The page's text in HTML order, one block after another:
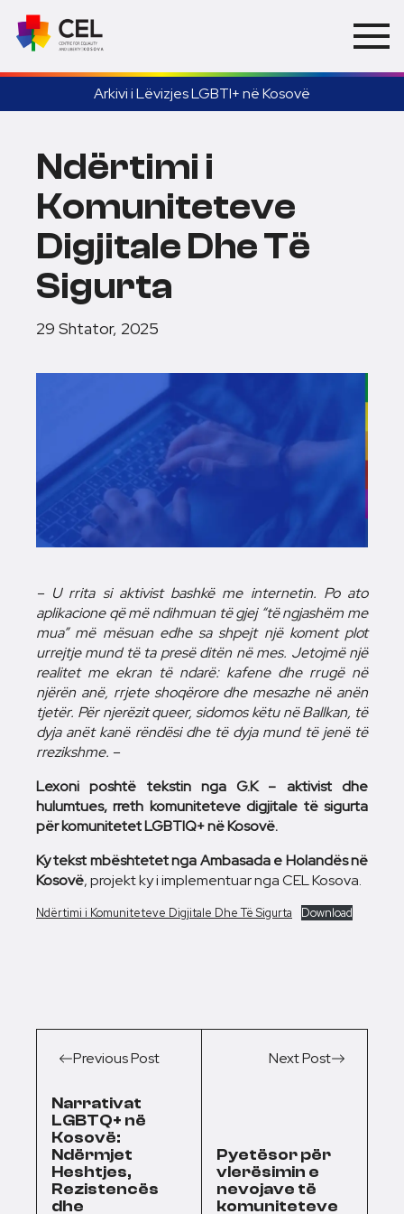
Arkivi i Lëvizjes LGBTI+ në Kosovë
Ndërtimi i
Komuniteteve
Digjitale Dhe Të
Sigurta
29 Shtator, 2025
– U rrita si aktivist bashkë me internetin. Po ato
aplikacione që më ndihmuan të gjej “të ngjashëm me
mua” më mësuan edhe sa shpejt një koment plot
urrejtje mund të ta presë ditën në mes. Jetojmë një
realitet me ekran të ndarë: kafene dhe rrugë në
njërën anë, rrjete shoqërore dhe mesazhe në anën
tjetër. Për njerëzit queer, sidomos këtu në Ballkan, të
dyja anët kanë rëndësi dhe të dyja mund të jenë të
rrezikshme. –
Lexoni poshtë tekstin nga G.K – aktivist dhe
hulumtues, rreth komuniteteve digjitale të sigurta
për komunitetet LGBTIQ+ në Kosovë.
Ky tekst mbështetet nga Ambasada e Holandës në
Kosovë, projekt ky i implementuar nga CEL Kosova.
Ndërtimi i Komuniteteve Digjitale Dhe Të Sigurta Download
Previous Post
Narrativat
LGBTQ+ në
Kosovë:
Ndërmjet
Heshtjes,
Rezistencës
dhe
Next Post
Pyetësor për
vlerësimin e
nevojave të
komuniteteve